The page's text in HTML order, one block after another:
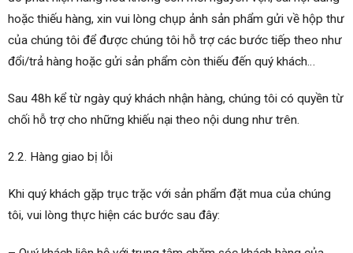
hoặc thiếu hàng, xin vui lòng chụp ảnh sản phẩm gửi về hộp thư
của chúng tôi để được chúng tôi hỗ trợ các bước tiếp theo như
đổi/trả hàng hoặc gửi sản phẩm còn thiếu đến quý khách…
Sau 48h kể từ ngày quý khách nhận hàng, chúng tôi có quyền từ
chối hỗ trợ cho những khiếu nại theo nội dung như trên.
2.2. Hàng giao bị lỗi
Khi quý khách gặp trục trặc với sản phẩm đặt mua của chúng
tôi, vui lòng thực hiện các bước sau đây: